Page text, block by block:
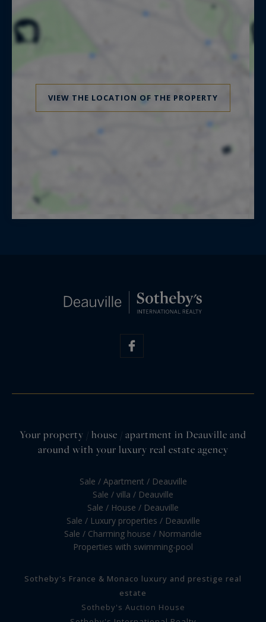
VIEW THE LOCATION OF THE PROPERTY
Your property / house / apartment in Deauville and
around with your luxury real estate agency
Sale / Apartment / Deauville
Sale / villa / Deauville
Sale / House / Deauville
Sale / Luxury properties / Deauville
Sale / Charming house / Normandie
Properties with swimming-pool
Sotheby's France & Monaco luxury and prestige real
estate
Sotheby's Auction House